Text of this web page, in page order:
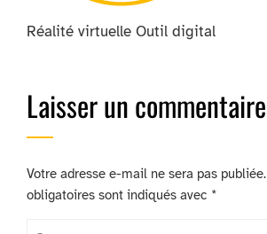
Réalité virtuelle Outil digital
Laisser un commentaire
Votre adresse e-mail ne sera pas publiée.
obligatoires sont indiqués avec *